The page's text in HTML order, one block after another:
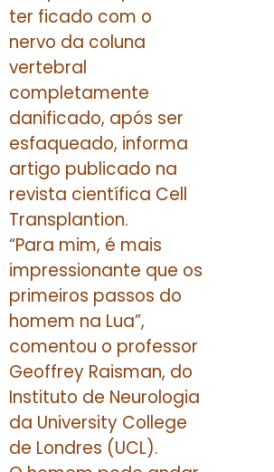
ter ficado com o
nervo da coluna
vertebral
completamente
danificado, após ser
esfaqueado, informa
artigo publicado na
revista científica Cell
Transplantion.
“Para mim, é mais
impressionante que os
primeiros passos do
homem na Lua”,
comentou o professor
Geoffrey Raisman, do
Instituto de Neurologia
da University College
de Londres (UCL).